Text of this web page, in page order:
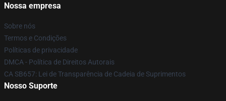
Nossa empresa
Sobre nós
Termos e Condições
Políticas de privacidade
DMCA - Política de Direitos Autorais
CA SB657: Lei de Transparência de Cadeia de Suprimentos
Nosso Suporte